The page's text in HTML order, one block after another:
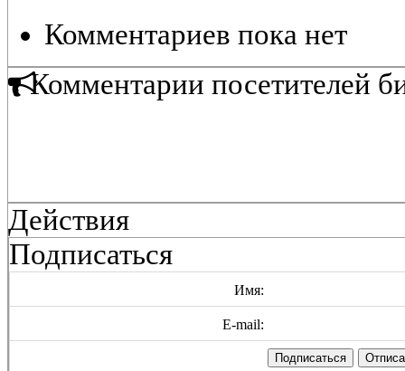
Комментариев пока нет
Комментарии посетителей
Действия
Подписаться
Имя:
E-mail: